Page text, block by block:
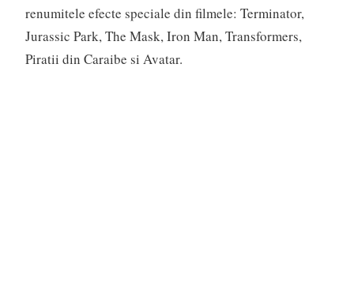
renumitele efecte speciale din filmele: Terminator,
Jurassic Park, The Mask, Iron Man, Transformers,
Piratii din Caraibe si Avatar.